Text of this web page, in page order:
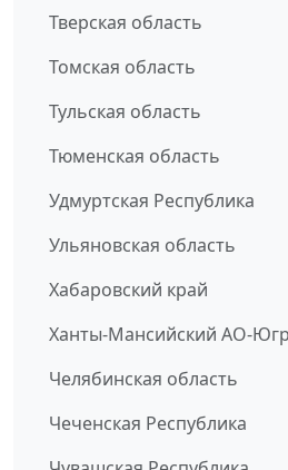
Тверская область
Томская область
Тульская область
Тюменская область
Удмуртская Республика
Ульяновская область
Хабаровский край
Ханты-Мансийский АО-
Челябинская область
Чеченская Республика